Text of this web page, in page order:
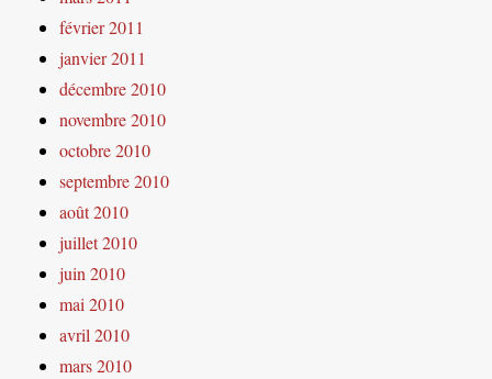
février 2011
janvier 2011
décembre 2010
novembre 2010
octobre 2010
septembre 2010
août 2010
juillet 2010
juin 2010
mai 2010
avril 2010
mars 2010